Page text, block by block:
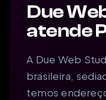
Due
atende
A Due Web
brasileira,
temos